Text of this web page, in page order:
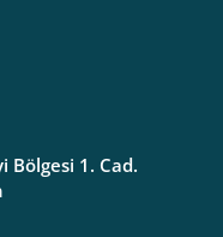
Bölgesi 1. Cad.